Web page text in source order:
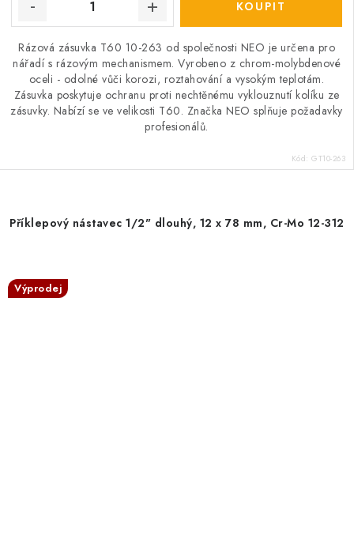
Rázová zásuvka T60 10-263 od společnosti NEO je určena pro
nářadí s rázovým mechanismem. Vyrobeno z chrom-molybdenové
oceli - odolné vůči korozi, roztahování a vysokým teplotám.
Zásuvka poskytuje ochranu proti nechtěnému vyklouznutí kolíku ze
zásuvky. Nabízí se ve velikosti T60. Značka NEO splňuje požadavky
profesionálů.
Kód: GT10-263
Příklepový nástavec 1/2" dlouhý, 12 x 78 mm, Cr-Mo 12-312
Výprodej